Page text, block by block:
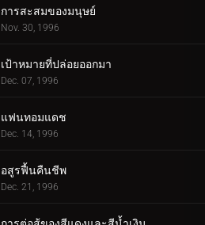
การสะสมของมนุษย์
Nov. 30, 1996
เป้าหมายที่ปล่อยออกมา
Dec. 07, 1996
แฟนทอมแดช
Dec. 14, 1996
อสูรฟื้นคืนชีพ
Dec. 21, 1996